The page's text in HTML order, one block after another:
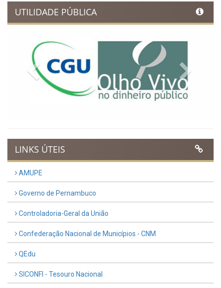
UTILIDADE PÚBLICA
Previous
LINKS ÚTEIS
AMUPE
Governo de Pernambuco
Controladoria-Geral da União
Confederação Nacional de Municípios - CNM
QEdu
SICONFI - Tesouro Nacional